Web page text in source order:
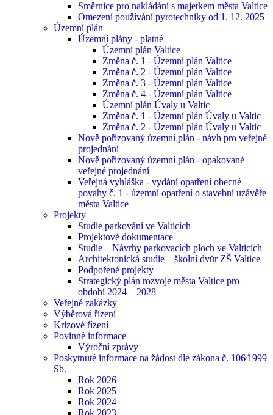
Směrnice pro nakládání s majetkem města Valtice
Omezení používání pyrotechniky od 1. 12. 2025
Územní plán
Územní plány - platné
Územní plán Valtice
Změna č. 1 - Územní plán Valtice
Změna č. 2 - Územní plán Valtice
Změna č. 3 - Územní plán Valtice
Změna č. 4 - Územní plán Valtice
Územní plán Úvaly u Valtic
Změna č. 1 - Územní plán Úvaly u Valtic
Změna č. 2 - Územní plán Úvaly u Valtic
Nově pořizovaný územní plán - návh pro veřejné
projednání
Nově pořizovaný územní plán - opakované
veřejné projednání
Veřejná vyhláška - vydání opatření obecné
povahy č. 1 - územní opatření o stavební uzávěře
města Valtice
Projekty
Studie parkování ve Valticích
Projektové dokumentace
Studie – Návrhy parkovacích ploch ve Valticích
Architektonická studie – školní dvůr ZŠ Valtice
Podpořené projekty
Strategický plán rozvoje města Valtice pro
období 2024 – 2028
Veřejné zakázky
Výběrová řízení
Krizové řízení
Povinné informace
Výroční zprávy
Poskytnuté informace na žádost dle zákona č. 106⁄1999
Sb.
Rok 2026
Rok 2025
Rok 2024
Rok 2023